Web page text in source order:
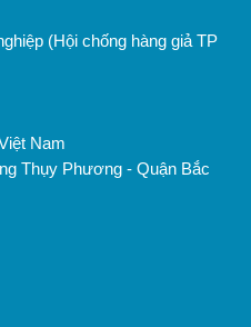
(Hội chống hàng giả TP
Nam
Thụy Phương - Quận Bắc